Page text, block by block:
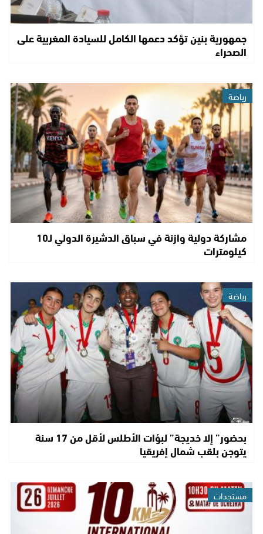
جمهورية بنين تؤكد دعمها الكامل للسيادة المغربية على
الصحراء
رياضة
مشاركة دولية وازنة في سباق الدشيرة الدولي لـ10
كيلومترات
رياضة
بحضور” إلا خديجة” لبؤات الأطلس لأقل من 17 سنة
يتوجن بلقب شمال إفريقيا
مستجدات